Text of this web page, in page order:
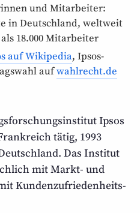
und Mitarbeiter:
in Deutschland, weltweit
18.000 Mitarbeiter
auf Wikipedia, Ipsos-
aufwahlrecht.de
Ipsos
tätig, 1993
Das Institut
mit Markt- und
Kunden­zufriedenheits-